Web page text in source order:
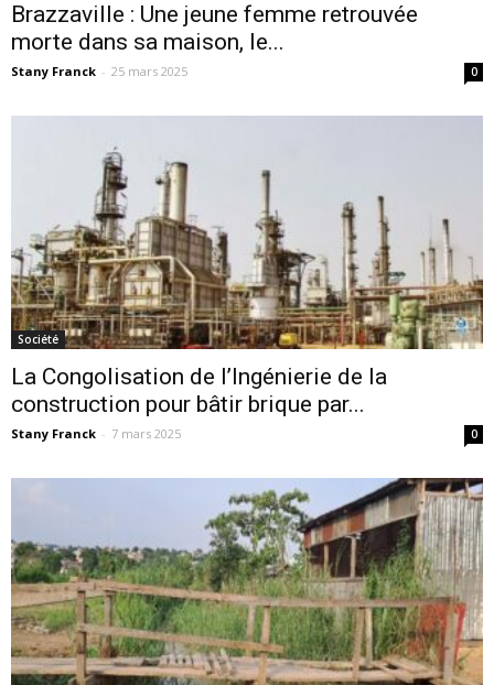
Brazzaville : Une jeune femme retrouvée
morte dans sa maison, le...
Stany Franck - 25 mars 2025 0
Société
La Congolisation de l’Ingénierie de la
construction pour bâtir brique par...
Stany Franck - 7 mars 2025 0